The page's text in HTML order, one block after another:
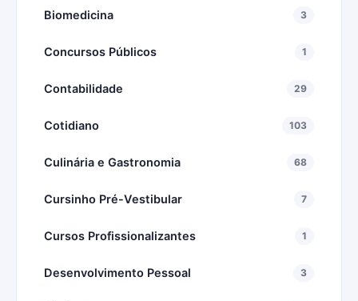
Biomedicina 3
Concursos Públicos 1
Contabilidade 29
Cotidiano 103
Culinária e Gastronomia 68
Cursinho Pré-Vestibular 7
Cursos Profissionalizantes 1
Desenvolvimento Pessoal 3